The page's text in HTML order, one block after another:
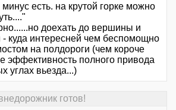
есть. на крутой горке можно
доехать до вершины и
- куда интересней чем беспомощно
на полдороги (чем короче
эффективность полного привода
углах вьезда...)
готов!